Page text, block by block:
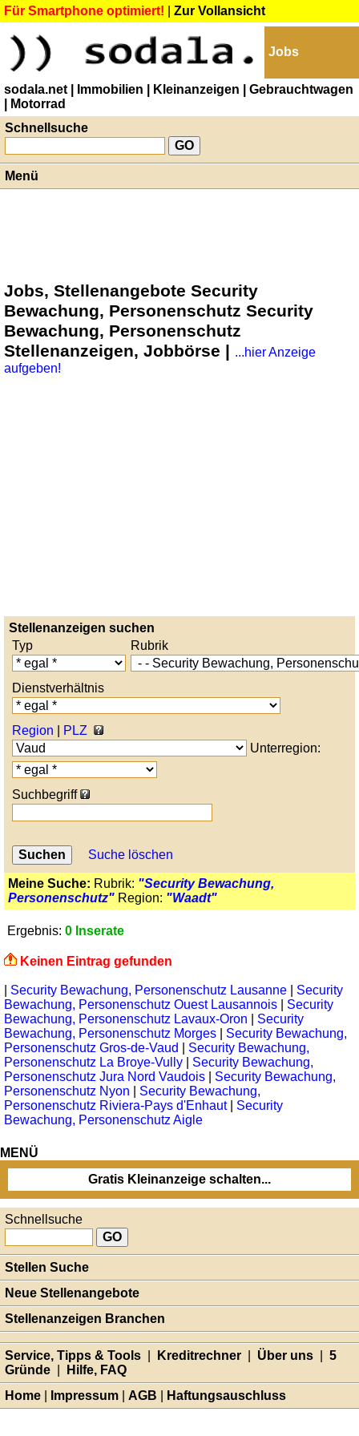
Für Smartphone optimiert! Zur Vollansicht
Jobs
sodala.net | Immobilien | Kleinanzeigen
| Gebrauchtwagen
| Motorrad
Schnellsuche
Menü
Jobs, Stellenangebote Security
Bewachung, Personenschutz Security
Bewachung, Personenschutz
Stellenanzeigen, Jobbörse | ...hier Anzeige
aufgeben!
Stellenanzeigen suchen
Typ
Rubrik
Dienstverhältnis
Region
PLZ
Unterregion:
Suchbegriff
Suche löschen
Meine Suche: Rubrik: "Security Bewachung,
Personenschutz" Region: "Waadt"
Ergebnis: 0 Inserate
Keinen Eintrag gefunden
Security Bewachung, Personenschutz Lausanne
Security
Bewachung, Personenschutz Ouest Lausannois
Security
Bewachung, Personenschutz Lavaux-Oron
Security
Bewachung, Personenschutz Morges
Security Bewachung,
Personenschutz Gros-de-Vaud
Security Bewachung,
Personenschutz La Broye-Vully
Security Bewachung,
Personenschutz Jura Nord Vaudois
Security Bewachung,
Personenschutz Nyon
Security Bewachung,
Personenschutz Riviera-Pays d'Enhaut| Security
Bewachung, Personenschutz Aigle
MENÜ
Gratis Kleinanzeige schalten...
Schnellsuche
Stellen Suche
Neue Stellenangebote
Stellenanzeigen Branchen
Service, Tipps & Tools Kreditrechner Über uns
5
Gründe
Hilfe, FAQ
Home
Impressum AGB Haftungsauschluss